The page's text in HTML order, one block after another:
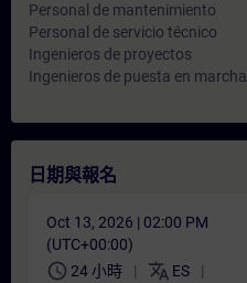
Personal de mantenimiento
Personal de servicio técnico
Ingenieros de proyectos
Ingenieros de puesta en marcha
日期與報名
Oct 13, 2026 | 02:00 PM
(UTC+00:00)
schedule 24 小時 translate ES